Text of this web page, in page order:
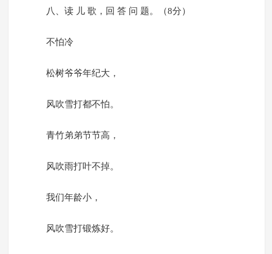
八、读 儿 歌，回 答 问 题。（8分）
不怕冷
松树爷爷年纪大，
风吹雪打都不怕。
青竹弟弟节节高，
风吹雨打叶不掉。
我们年龄小，
风吹雪打锻炼好。